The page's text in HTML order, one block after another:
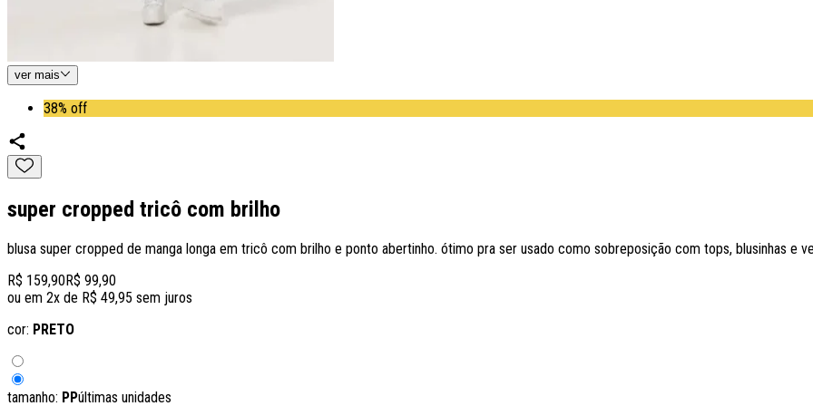
ver mais
38% off
super cropped tricô com brilho
blusa super cropped de manga longa em tricô com brilho e ponto abertinho. ótimo pra ser usado como sobreposição com tops, blusinhas e
R$ 159,90 R$ 99,90
ou em 2x de R$ 49,95 sem juros
cor: PRETO
tamanho: PPúltimas unidades